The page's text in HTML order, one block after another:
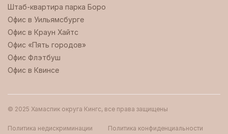
Штаб-квартира парка Боро ‍
Офис в Уильямсбурге
Офис в Краун Хайтс
Офис «Пять городов»
Офис Флэтбуш
Офис в Квинсе
© 2025 Хамаспик округа Кингс, все права защищены
Политика недискриминации Политика конфиденциальности